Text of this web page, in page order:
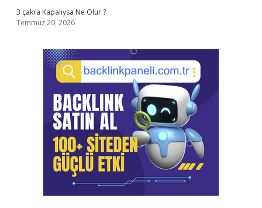
3 çakra Kapalıysa Ne Olur ?
Temmuz 20, 2026